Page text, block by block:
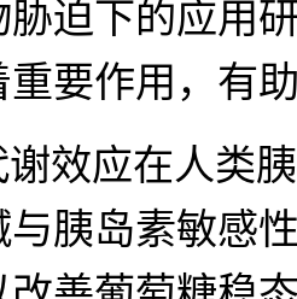
迫下的应用
重要作用，有
效应在人类
胰岛素敏感